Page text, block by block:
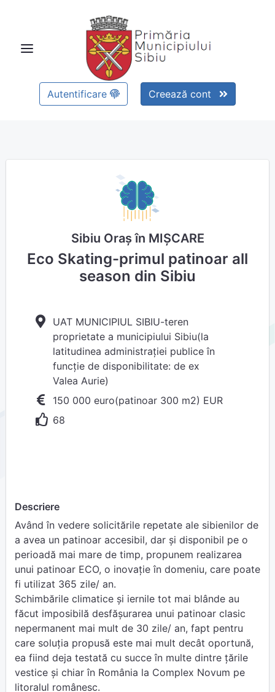
Autentificare Creează cont
Sibiu Oraș în MIȘCARE
Eco Skating-primul patinoar all
season din Sibiu
UAT MUNICIPIUL SIBIU-teren
proprietate a municipiului Sibiu(la
latitudinea administrației publice în
funcție de disponibilitate: de ex
Valea Aurie)
150 000 euro(patinoar 300 m2) EUR
68
Descriere
Având în vedere solicitările repetate ale sibienilor de
a avea un patinoar accesibil, dar și disponibil pe o
perioadă mai mare de timp, propunem realizarea
unui patinoar ECO, o inovație în domeniu, care poate
fi utilizat 365 zile/ an.
Schimbările climatice și iernile tot mai blânde au
făcut imposibilă desfășurarea unui patinoar clasic
nepermanent mai mult de 30 zile/ an, fapt pentru
care soluția propusă este mai mult decât oportună,
ea fiind deja testată cu succe în multe dintre țările
vestice și chiar în România la Complex Novum pe
litoralul românesc.